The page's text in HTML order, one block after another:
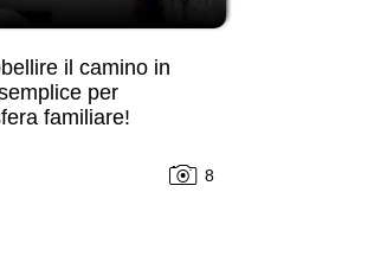
il camino in
per
familiare!
8